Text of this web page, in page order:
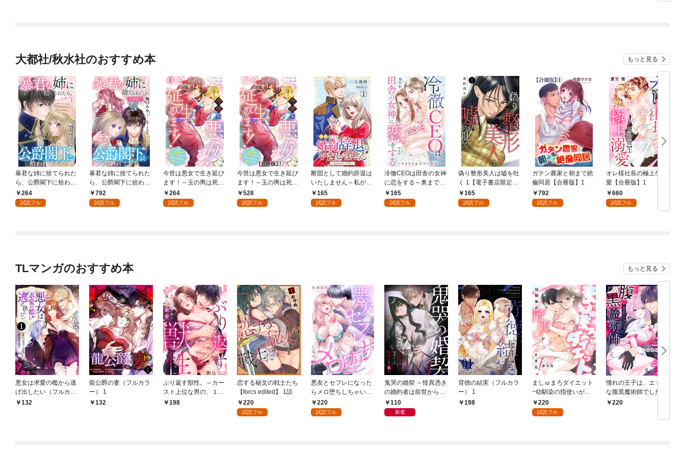
大都社/秋水社のおすすめ本 もっと見る
暴君な姉に捨てられた
ら、公爵閣下に拾われ
ました 1 美しき姉暴君
ジャクリーン【電子限
264
試読フル
暴君な姉に捨てられた
ら、公爵閣下に拾われ
ました【合冊版】1
792
試読フル
今世は悪女で生き延び
ます！～玉の輿は死亡
フラグなので、落ちこ
ぼれを婿にします～ 1
264
試読フル
今世は悪女で生き延び
ます！～玉の輿は死亡
フラグなので、落ちこ
ぼれを婿にします～
528
試読フル
断固として婚約辞退は
いたしません～私がヒ
ロインです～ 1【電子
版特典付き】
165
試読フル
冷徹CEOは田舎の女神
に恋をする～奥まで溶
かす深い熱愛～ 1
165
試読フル
偽り整形美人は嘘を吐
く 1【電子書店限定特
典付き】
165
試読フル
ガテン農家と朝まで絶
倫同居【合冊版】1
792
試読フル
オレ様社長の極上な溺
愛【合冊版】1
660
試読フル
TLマンガのおすすめ本 もっと見る
悪女は求愛の檻から逃
げ出したい（フルカラ
ー） 1
132
龍公爵の妻（フルカラ
ー） 1
132
ぶり返す獣性。～カー
スト上位な男の、１０
年越しの激愛１
198
恋する秘文の戦士たち
【forcs edited】 1話
220
試読フル
悪友とセフレになった
らメロ堕ちしちゃいそ
う(1)
220
試読フル
鬼哭の婚契 ～怪異憑き
の婚約者は前世からの
執愛で私を蝕む～
（1）
110
新着
背徳の結実（フルカラ
ー） 1
198
ましゅまろダイエット
~幼馴染の指使いがエ
ッチすぎる！~(1)
220
試読フル
憧れの王子は、エッチ
な腹黒魔術師でした～
閨指導係なのに、彼の
220